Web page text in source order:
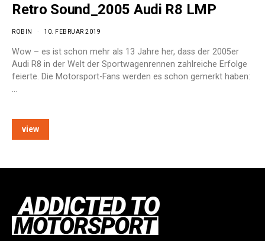
Retro Sound_2005 Audi R8 LMP
ROBIN 10. FEBRUAR 2019
Wow – es ist schon mehr als 13 Jahre her, dass der 2005er
Audi R8 in der Welt der Sportwagenrennen zahlreiche Erfolge
feierte. Die Motorsport-Fans werden es schon gemerkt haben:
…
view